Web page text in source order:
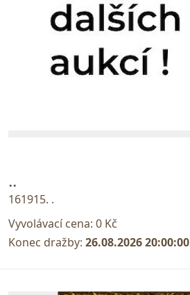
..
161915. .
Vyvolávací cena: 0 Kč
Konec dražby: 26.08.2026 20:00:00